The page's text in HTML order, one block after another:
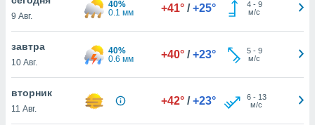
действия
на веб-
основе.
9 Авг.
40%
0.1 мм
+41° / +25° 4- 9
м/с
завтра
10 Авг.
40%
0.6 мм
+40° / +23° 5- 9
м/с
вторник
11 Авг.
+42° / +23° 6- 13
м/с